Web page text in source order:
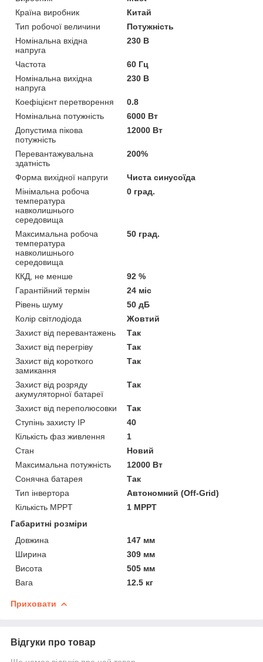
Країна виробник
Китай
Тип робочої величини
Потужність
Номінальна вхідна
напруга
230 В
Частота
60 Гц
Номінальна вихідна
напруга
230 В
Коефіцієнт перетворення
0.8
Номінальна потужність
6000 Вт
Допустима пікова
потужність
12000 Вт
Перевантажувальна
здатність
200%
Форма вихідної напруги
Чиста синусоїда
Мінімальна робоча
температура
навколишнього
середовища
0 град.
Максимальна робоча
температура
навколишнього
середовища
50 град.
ККД, не менше
92 %
Гарантійний термін
24 міс
Рівень шуму
50 дБ
Колір світлодіода
Жовтий
Захист від перевантажень
Так
Захист від перегріву
Так
Захист від короткого
замикання
Так
Захист від розряду
акумуляторної батареї
Так
Захист від переполюсовки
Так
Ступінь захисту IP
40
Кількість фаз живлення
1
Стан
Новий
Максимальна потужність
12000 Вт
Сонячна батарея
Так
Тип інвертора
Автономний (Off-Grid)
Кількість MPPT
1 MPPT
Габаритні розміри
Довжина
147 мм
Ширина
309 мм
Висота
505 мм
Вага
12.5 кг
Приховати
Відгуки про товар